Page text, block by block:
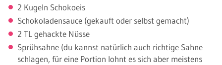
2 Kugeln Schokoeis
Schokoladensauce (gekauft oder selbst gemacht)
2 TL gehackte Nüsse
Sprühsahne (du kannst natürlich auch richtige Sahne
schlagen, für eine Portion lohnt es sich aber meistens